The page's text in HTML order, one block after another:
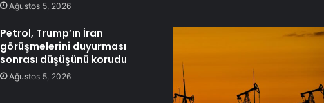
Ağustos 5, 2026
Petrol, Trump’ın İran
görüşmelerini duyurması
sonrası düşüşünü korudu
Ağustos 5, 2026